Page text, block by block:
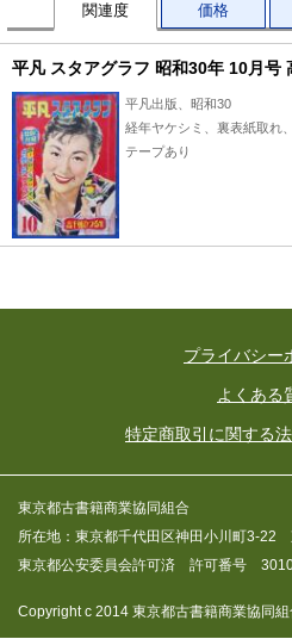
関連度 価格
平凡 スタアグラフ 昭和30年 10月号
平凡出版、昭和30
経年ヤケシミ、裏表紙取れ
テープあり
プライバシー
よくある
特定商取引に関する
東京都古書籍商業協同組合
所在地：東京都千代田区神田小川町3-22
東京都公安委員会許可済 許可番号
Copyright c 2014 東京都古書籍商業協同